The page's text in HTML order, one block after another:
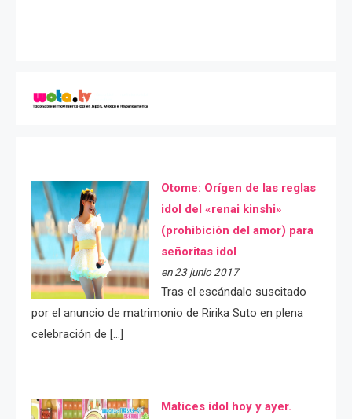
Otome: Orígen de las reglas
idol del «renai kinshi»
(prohibición del amor) para
señoritas idol
en 23 junio 2017
Tras el escándalo suscitado
por el anuncio de matrimonio de Ririka Suto en plena
celebración de […]
Matices idol hoy y ayer.